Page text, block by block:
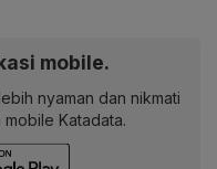
mobile.
nyaman dan nikmati
Katadata.